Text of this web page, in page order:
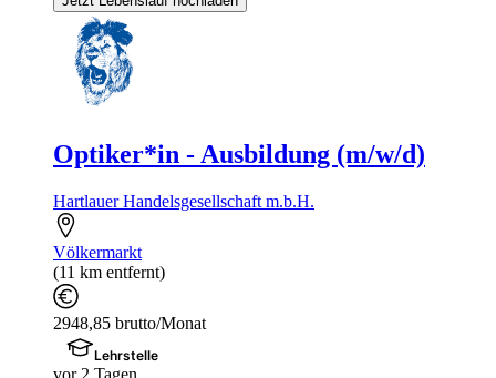
Optiker*in - Ausbildung (m/w/d)
Hartlauer Handelsgesellschaft m.b.H.
Völkermarkt
(11 km entfernt)
2948,85 brutto/Monat
Lehrstelle